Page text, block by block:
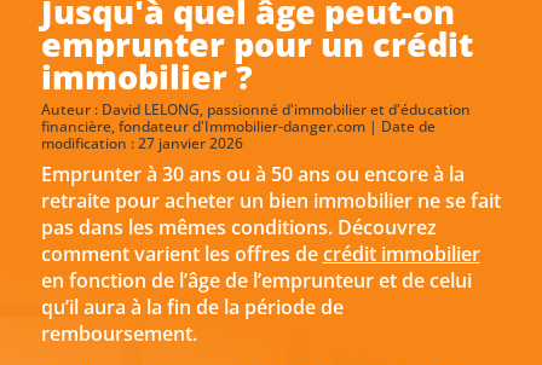
Jusqu'à quel âge peut-on
emprunter pour un crédit
immobilier ?
Auteur : David LELONG, passionné d'immobilier et d'éducation
financière, fondateur d'Immobilier-danger.com | Date de
modification : 27 janvier 2026
Emprunter à 30 ans ou à 50 ans ou encore à la
retraite pour acheter un bien immobilier ne se fait
pas dans les mêmes conditions. Découvrez
comment varient les offres decrédit immobilier
en fonction de l’âge de l’emprunteur et de celui
qu’il aura à la fin de la période de
remboursement.